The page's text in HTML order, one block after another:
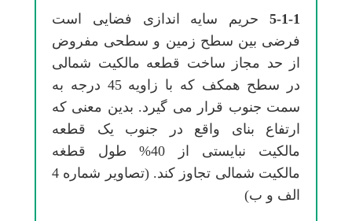
5-1-1 حریم سایه اندازی فضایی است
فرضی بین سطح زمین و سطحی مفروض
از حد مجاز ساخت قطعه مالکیت شمالی
در سطح همکف که با زاویه 45 درجه به
سمت جنوب قرار می گیرد. بدین معنی که
ارتفاع بنای واقع در جنوب یک قطعه
مالکیت نبایستی از 40% طول قطغه
مالکیت شمالی تجاوز کند. (تصاویر شماره 4
الف و ب)